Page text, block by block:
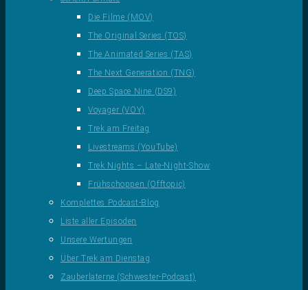
Die Filme (MOV)
The Original Series (TOS)
The Animated Series (TAS)
The Next Generation (TNG)
Deep Space Nine (DS9)
Voyager (VOY)
Trek am Freitag
Livestreams (YouTube)
Trek Nights – Late-Night-Show
Frühschoppen (Offtopic)
Komplettes Podcast-Blog
Liste aller Episoden
Unsere Wertungen
Über Trek am Dienstag
Zauberlaterne (Schwester-Podcast)